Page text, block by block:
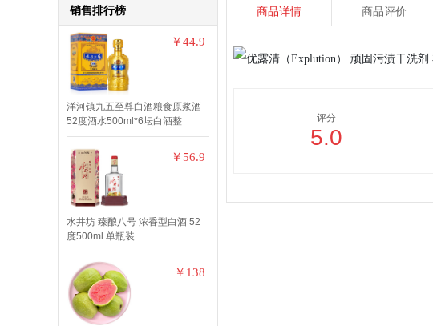
销售排行榜
￥44.9
洋河镇九五至尊白酒粮食原浆酒
52度酒水500ml*6坛白酒整
￥56.9
水井坊 臻酿八号 浓香型白酒 52
度500ml 单瓶装
￥138
商品详情 商品评价
评分
5.0